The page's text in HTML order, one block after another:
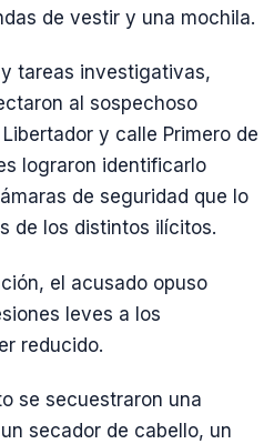
de vestir y una mochila.
tareas investigativas,
al sospechoso
y calle Primero de
lograron identificarlo
de seguridad que lo
de los distintos ilícitos.
el acusado opuso
leves a los
reducido.
se secuestraron una
secador de cabello, un